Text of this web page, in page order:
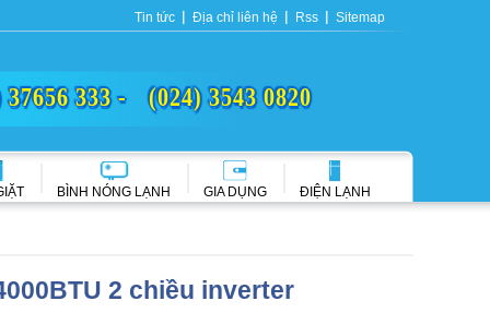
Tin tức Địa chỉ liên hệ Rss Sitemap
37656 333 - (024) 3543 0820
BÌNH NÓNG LẠNH GIA DỤNG ĐIỆN LẠNH
2 chiều inverter